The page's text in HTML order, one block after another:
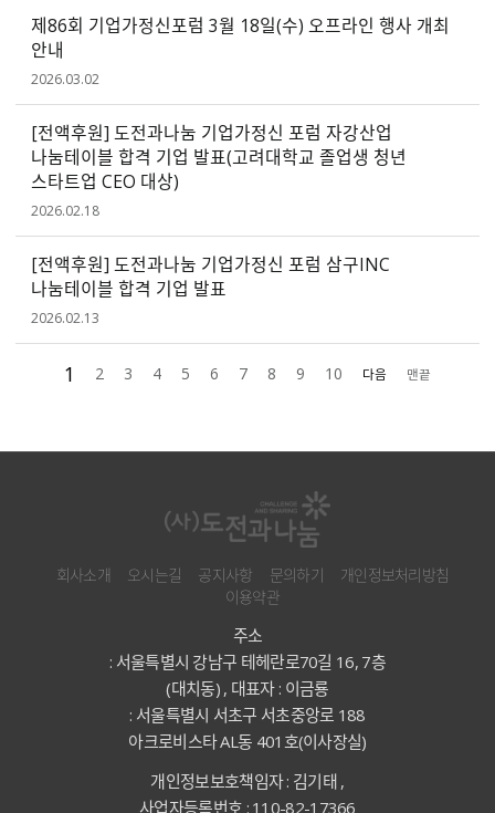
제86회 기업가정신포럼 3월 18일(수) 오프라인 행사 개최
안내
2026.03.02
[전액후원] 도전과나눔 기업가정신 포럼 자강산업
나눔테이블 합격 기업 발표(고려대학교 졸업생 청년
스타트업 CEO 대상)
2026.02.18
[전액후원] 도전과나눔 기업가정신 포럼 삼구INC
나눔테이블 합격 기업 발표
2026.02.13
1 2 3 4 5 6 7 8 9 10 다음 맨끝
회사소개 오시는길 공지사항 문의하기
개인정보처리방침
이용약관
주소
: 서울특별시 강남구 테헤란로70길 16, 7층
(대치동) , 대표자 : 이금룡
: 서울특별시 서초구 서초중앙로 188
아크로비스타 AL동 401호(이사장실)
개인정보보호책임자 : 김기태 ,
사업자등록번호 : 110-82-17366